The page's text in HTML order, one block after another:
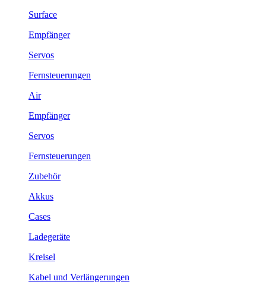
Surface
Empfänger
Servos
Fernsteuerungen
Air
Empfänger
Servos
Fernsteuerungen
Zubehör
Akkus
Cases
Ladegeräte
Kreisel
Kabel und Verlängerungen